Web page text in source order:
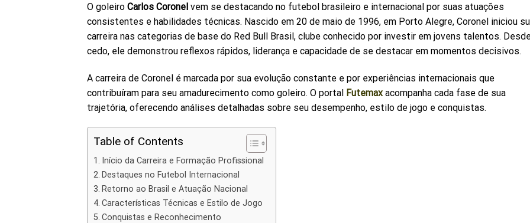
O goleiro Carlos Coronel vem se destacando no futebol brasileiro e internacional por suas atuações
consistentes e habilidades técnicas. Nascido em 20 de maio de 1996, em Porto Alegre, Coronel iniciou
carreira nas categorias de base do Red Bull Brasil, clube conhecido por investir em jovens talentos.
cedo, ele demonstrou reflexos rápidos, liderança e capacidade de se destacar em momentos decisivos.
A carreira de Coronel é marcada por sua evolução constante e por experiências internacionais que
contribuíram para seu amadurecimento como goleiro. O portal Futemaxacompanha cada fase de sua
trajetória, oferecendo análises detalhadas sobre seu desempenho, estilo de jogo e conquistas.
Table of Contents
Início da Carreira e Formação Profissional
Destaques no Futebol Internacional
Retorno ao Brasil e Atuação Nacional
Características Técnicas e Estilo de Jogo
Conquistas e Reconhecimento